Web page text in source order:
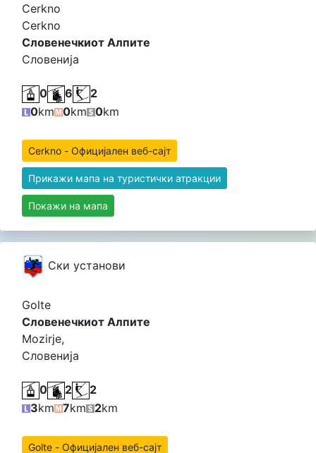
Cerkno
Cerkno
Словенечкиот Алпите
Словенија
0 6
2
0km 0km 0km
Cerkno - Официјален веб-сајт
Прикажи мапа на туристички атракции
Покажи на мапа
Cки установи
Golte
Словенечкиот Алпите
Mozirje,
Словенија
0 2
2
3km 7km 2km
Golte - Официјален веб-сајт